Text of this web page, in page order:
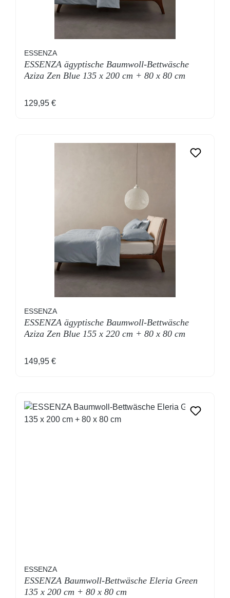
ESSENZA
ESSENZA ägyptische Baumwoll-Bettwäsche
Aziza Zen Blue 135 x 200 cm + 80 x 80 cm
Regulärer Preis:
129,95 €
ESSENZA
ESSENZA ägyptische Baumwoll-Bettwäsche
Aziza Zen Blue 155 x 220 cm + 80 x 80 cm
Regulärer Preis:
149,95 €
ESSENZA
ESSENZA Baumwoll-Bettwäsche Eleria Green
135 x 200 cm + 80 x 80 cm